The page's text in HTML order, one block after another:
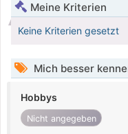
Meine Kriterien
Keine Kriterien gesetzt
Mich besser
Hobbys
Nicht angegeben